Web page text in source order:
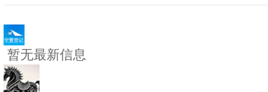
暂无最新信息